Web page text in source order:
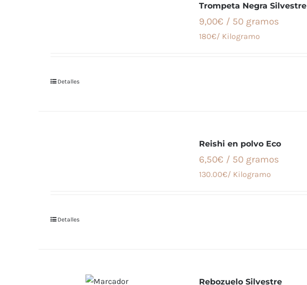
Trompeta Negra Silvestre
9,00€ / 50 gramos
180€/ Kilogramo
Detalles
Reishi en polvo Eco
6,50€ / 50 gramos
130.00€/ Kilogramo
Detalles
Rebozuelo Silvestre